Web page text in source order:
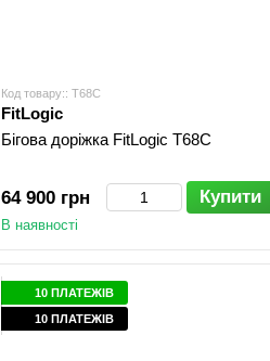
Код товару:: T68C
FitLogic
Бігова доріжка FitLogic T68C
64 900 грн Купити
В наявності
10 ПЛАТЕЖІВ
10 ПЛАТЕЖІВ